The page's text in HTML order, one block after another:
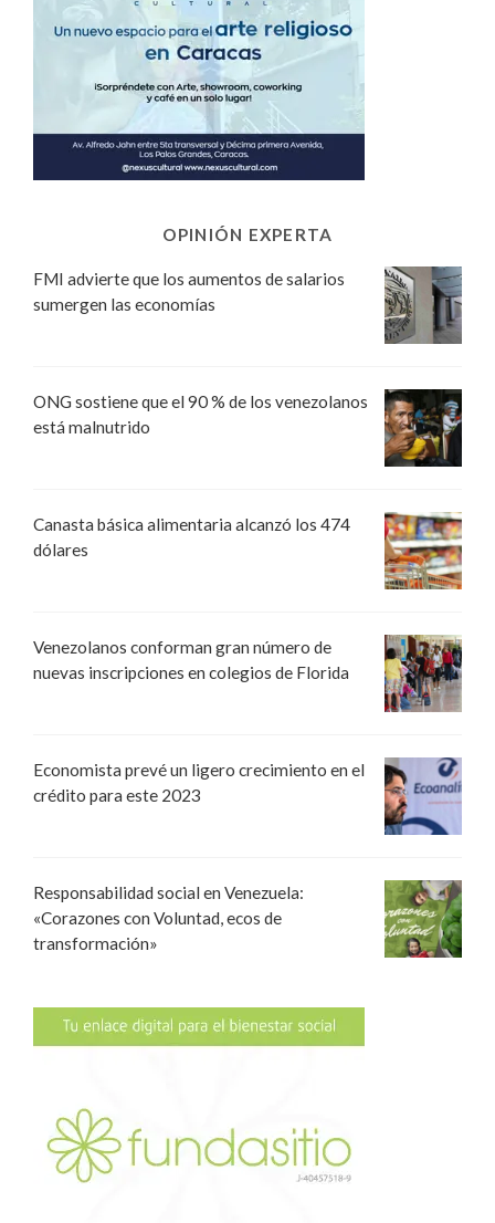
OPINIÓN EXPERTA
FMI advierte que los aumentos de salarios
sumergen las economías
ONG sostiene que el 90 % de los venezolanos
está malnutrido
Canasta básica alimentaria alcanzó los 474
dólares
Venezolanos conforman gran número de
nuevas inscripciones en colegios de Florida
Economista prevé un ligero crecimiento en el
crédito para este 2023
Responsabilidad social en Venezuela:
«Corazones con Voluntad, ecos de
transformación»